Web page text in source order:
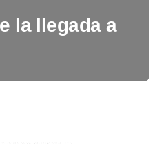
la llegada a